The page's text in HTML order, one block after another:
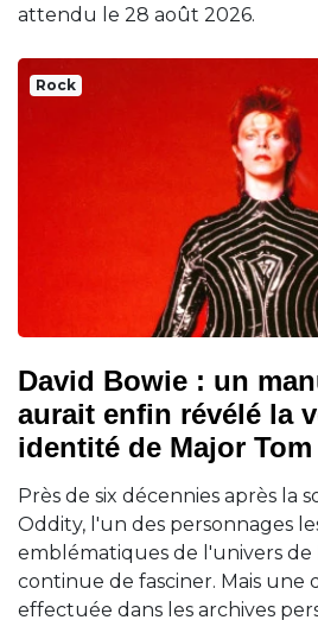
attendu le 28 août 2026.
Rock
David Bowie : un
aurait enfin révélé la
identité de Major Tom
Près de six décennies après la
Oddity, l'un des personnages
emblématiques de l'univers de
continue de fasciner. Mais une
effectuée dans les archives